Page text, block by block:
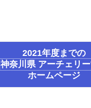
2021年度までの
神奈川県 アーチェリ
ホームページ